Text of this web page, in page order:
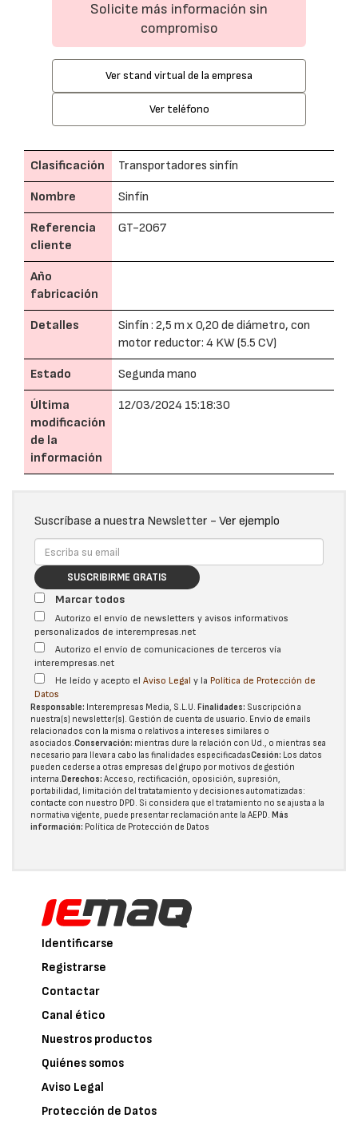
Solicite más información sin
compromiso
Ver stand virtual de la empresa
Ver teléfono
Clasificación Transportadores sinfín
Nombre Sinfín
Referencia
cliente
GT-2067
Año
fabricación
Detalles
Sinfín : 2,5 m x 0,20 de diámetro, con
motor reductor: 4 KW (5.5 CV)
Estado Segunda mano
Última
modificación
de la
información
12/03/2024 15:18:30
Suscríbase a nuestra Newsletter - Ver ejemplo
SUSCRIBIRME GRATIS
Marcar todos
Autorizo el envío de newsletters y avisos informativos
personalizados de interempresas.net
Autorizo el envío de comunicaciones de terceros vía
interempresas.net
He leído y acepto el Aviso Legal y la Política de Protección de
Datos
Responsable: Interempresas Media, S.L.U. Finalidades: Suscripción a
nuestra(s) newsletter(s). Gestión de cuenta de usuario. Envío de emails
relacionados con la misma o relativos a intereses similares o
asociados.Conservación: mientras dure la relación con Ud., o mientras sea
necesario para llevar a cabo las finalidades especificadasCesión: Los datos
pueden cederse a otras empresas del grupo por motivos de gestión
interna.Derechos: Acceso, rectificación, oposición, supresión,
portabilidad, limitación del tratatamiento y decisiones automatizadas:
contacte con nuestro DPD. Si considera que el tratamiento no se ajusta a la
normativa vigente, puede presentar reclamación ante la AEPD. Más
información: Política de Protección de Datos
Identificarse
Registrarse
Contactar
Canal ético
Nuestros productos
Quiénes somos
Aviso Legal
Protección de Datos